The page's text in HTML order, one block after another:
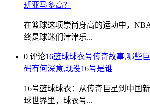
班亚马多高？
在篮球这项崇尚身高的运动中，
终是球迷们津津乐...
0 评论16篮球球衣号传奇故事,哪些
码有何深意,现役16号是谁
16号篮球球衣：从传奇巨星到中国
球世界里，球衣号...